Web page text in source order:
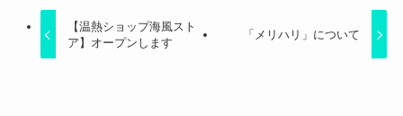
【温熱ショップ海風スト
ア】オープンします
「メリハリ」について